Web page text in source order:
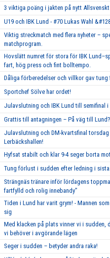
3 viktiga poäng i jakten på nytt
U19 och IBK Lund - #70 Lukas Wahl
Viktig streckmatch med flera nyheter –
matchprogram.
Hovslätt numret för stora för IBK
fart, hög press och fint bolltempo.
Dåliga förberedelser och villkor gav
Sportchef Sölve har ordet!
Julavslutning och IBK Lund till semifinal i
Grattis till antagningen – På väg till Lund?
Julavslutning och DM-kvartsfinal torsdag
Lerbäckshallen!
Hyfsat stabilt och klar 9-4 seger borta
Tung förlust i sudden efter ledning i
Strängnäs tränare inför lördagens
fartfylld och rolig innebandy"
Tiden i Lund har varit grym! - Mannen
sig
Med klacken på plats vinner vi i sudden,
vi behöver i avgörande lägen
Seger i sudden – betyder andra raka!